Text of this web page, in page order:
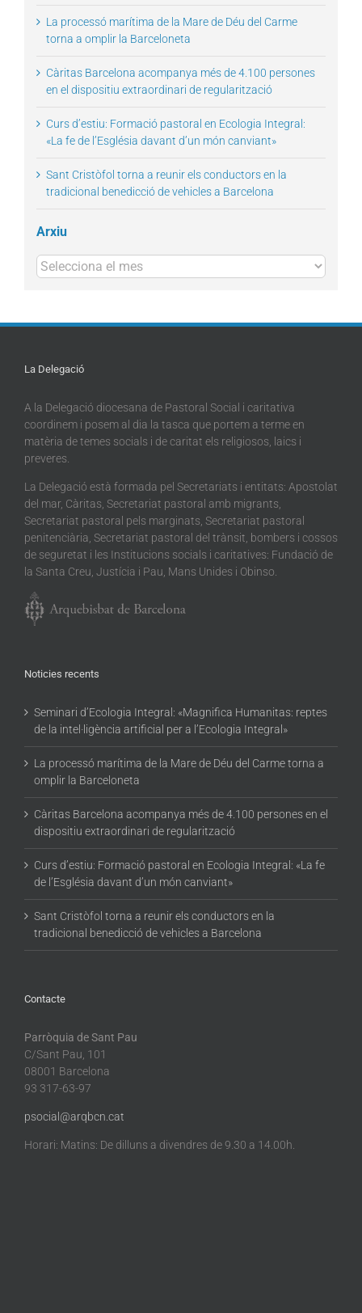
La processó marítima de la Mare de Déu del Carme
torna a omplir la Barceloneta
Càritas Barcelona acompanya més de 4.100 persones
en el dispositiu extraordinari de regularització
Curs d’estiu: Formació pastoral en Ecologia Integral:
«La fe de l’Església davant d’un món canviant»
Sant Cristòfol torna a reunir els conductors en la
tradicional benedicció de vehicles a Barcelona
Arxiu
Arxius
La Delegació
A la Delegació diocesana de Pastoral Social i caritativa
coordinem i posem al dia la tasca que portem a terme en
matèria de temes socials i de caritat els religiosos, laics i
preveres.
La Delegació està formada pel Secretariats i entitats: Apostolat
del mar, Càritas, Secretariat pastoral amb migrants,
Secretariat pastoral pels marginats, Secretariat pastoral
penitenciària, Secretariat pastoral del trànsit, bombers i cossos
de seguretat i les Institucions socials i caritatives: Fundació de
la Santa Creu, Justícia i Pau, Mans Unides i Obinso.
Noticies recents
Seminari d’Ecologia Integral: «Magnifica Humanitas: reptes
de la intel·ligència artificial per a l’Ecologia Integral»
La processó marítima de la Mare de Déu del Carme torna a
omplir la Barceloneta
Càritas Barcelona acompanya més de 4.100 persones en el
dispositiu extraordinari de regularització
Curs d’estiu: Formació pastoral en Ecologia Integral: «La fe
de l’Església davant d’un món canviant»
Sant Cristòfol torna a reunir els conductors en la
tradicional benedicció de vehicles a Barcelona
Contacte
Parròquia de Sant Pau
C/Sant Pau, 101
08001 Barcelona
93 317-63-97
psocial@arqbcn.cat
Horari: Matins: De dilluns a divendres de 9.30 a 14.00h.